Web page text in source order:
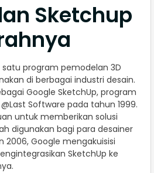
Sketchup
program pemodelan 3D
di berbagai industri desain.
Google SketchUp, program
Software pada tahun 1999.
untuk memberikan solusi
digunakan bagi para desainer
2006, Google mengakuisisi
SketchUp ke